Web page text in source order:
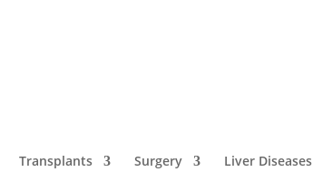
Transplants Surgery Liver Diseases